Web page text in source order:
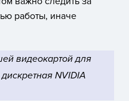
работы, иначе
видеокартой для
NVIDIA